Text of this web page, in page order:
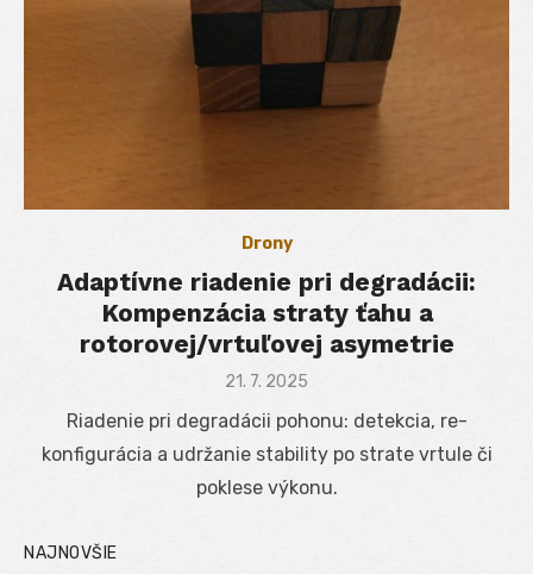
Drony
Adaptívne riadenie pri degradácii:
Kompenzácia straty ťahu a
rotorovej/vrtuľovej asymetrie
Posted
21. 7. 2025
Riadenie pri degradácii pohonu: detekcia, re-
konfigurácia a udržanie stability po strate vrtule či
poklese výkonu.
NAJNOVŠIE